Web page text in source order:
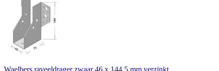
Waelbers raveeldrager zwaar 46 x 144,5 mm verzinkt